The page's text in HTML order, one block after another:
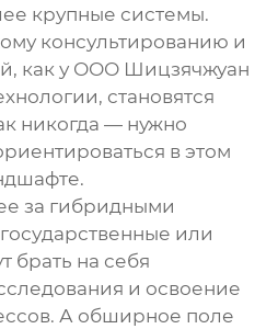
крупные системы.
консультированию и
как у ООО Шицзячжуан
становятся
никогда — нужно
в этом
за гибридными
или
брать на себя
и освоение
А обширное поле